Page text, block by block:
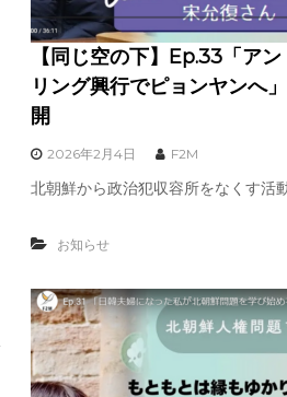
【同じ空の下】Ep.33「ア
リング興行でピョンヤンへ
開
2026年2月4日 F2M
北朝鮮から政治犯収容所をなくす活
お知らせ